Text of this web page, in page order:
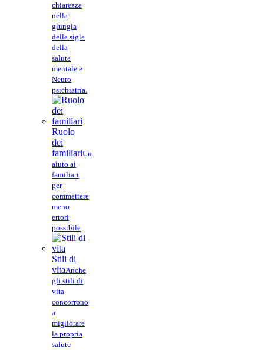
chiarezza
nella
giungla
delle sigle
della
salute
mentale e
Neuro
psichiatria.
Ruolo
dei
familiariUn
aiuto ai
familiari
per
commettere
meno
errori
possibile
Stili di
vitaAnche
gli stili di
vita
concorrono
a
migliorare
la propria
salute